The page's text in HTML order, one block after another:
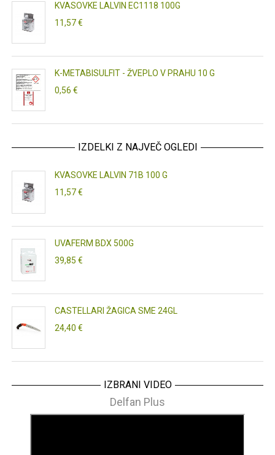
KVASOVKE LALVIN EC1118 100G
11,57 €
K-METABISULFIT - ŽVEPLO V PRAHU 10 G
0,56 €
IZDELKI Z NAJVEČ OGLEDI
KVASOVKE LALVIN 71B 100 G
11,57 €
UVAFERM BDX 500G
39,85 €
CASTELLARI ŽAGICA SME 24GL
24,40 €
IZBRANI VIDEO
Delfan Plus